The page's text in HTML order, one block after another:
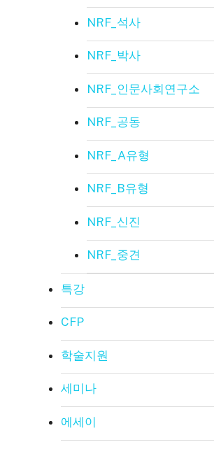
NRF_석사
NRF_박사
NRF_인문사회연구소
NRF_공동
NRF_A유형
NRF_B유형
NRF_신진
NRF_중견
특강
CFP
학술지원
세미나
에세이